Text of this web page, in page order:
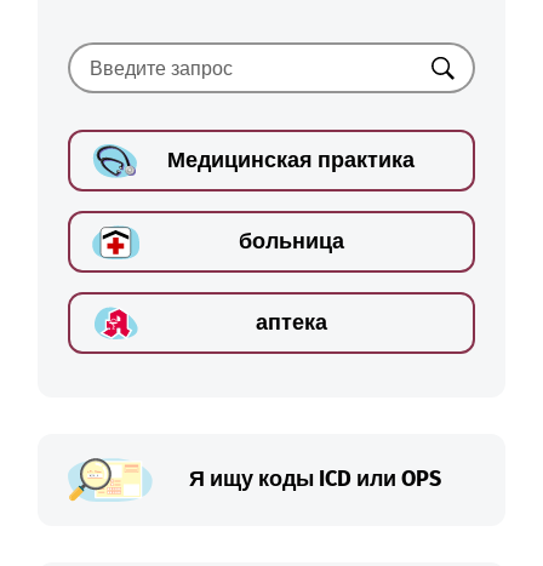
Искать
Медицинская практика
больница
аптека
Я ищу коды ICD или OPS